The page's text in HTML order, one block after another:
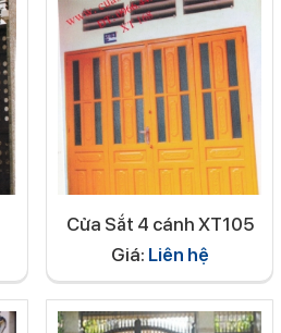
Cửa Sắt 4 cánh XT105
Giá: Liên hệ